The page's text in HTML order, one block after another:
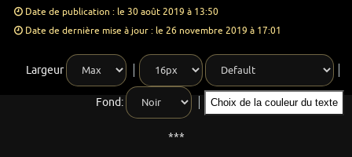
Date de publication : le 30 août 2019 à 13:50
Date de dernière mise à jour : le 26 novembre 2019 à 17:01
Largeur
Fond: Choix de la couleur du texte
***